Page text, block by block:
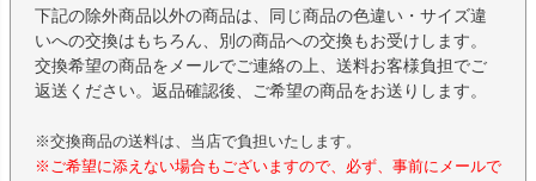
下記の除外商品以外の商品は、同じ商品の色違い・サイズ違
いへの交換はもちろん、別の商品への交換もお受けします。
交換希望の商品をメールでご連絡の上、送料お客様負担でご
返送ください。返品確認後、ご希望の商品をお送りします。
※交換商品の送料は、当店で負担いたします。
※ご希望に添えない場合もございますので、必ず、事前にメールで